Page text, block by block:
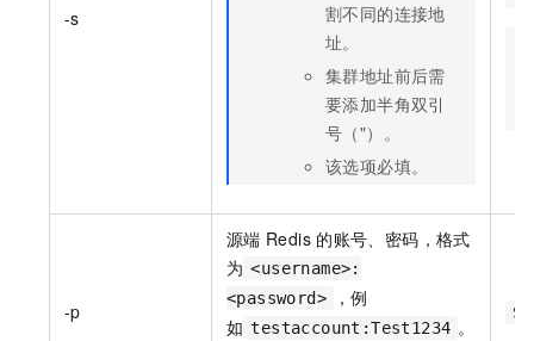
-s
割不同的连接地
址。
集群地址前后需
要添加半角双引
号（"）。
该选项必填。
-p
源端 Redis 的账号、密码，格式
为 <username>:
<password>
，例
如 testaccount:Test1234 。